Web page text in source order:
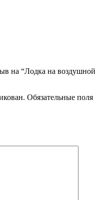
на “Лодка на воздушной
Обязательные поля